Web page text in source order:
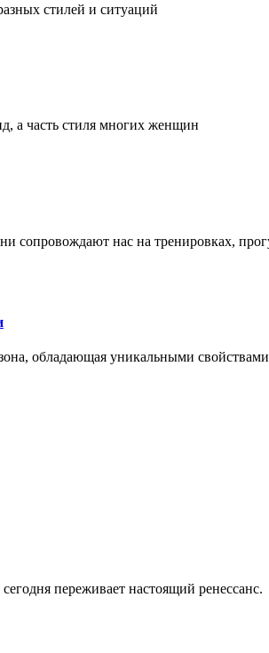
стилей и ситуаций
а часть стиля многих женщин
сопровождают нас на тренировках,
обладающая уникальными
переживает настоящий ренессанс.